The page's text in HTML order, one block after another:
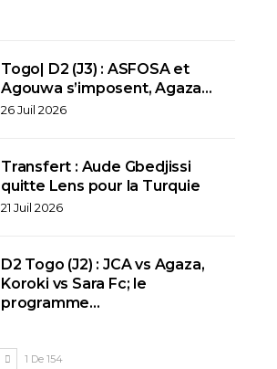
Togo| D2 (J3) : ASFOSA et
Agouwa s’imposent, Agaza…
26 Juil 2026
Transfert : Aude Gbedjissi
quitte Lens pour la Turquie
21 Juil 2026
D2 Togo (J2) : JCA vs Agaza,
Koroki vs Sara Fc; le
programme…
1 De 154